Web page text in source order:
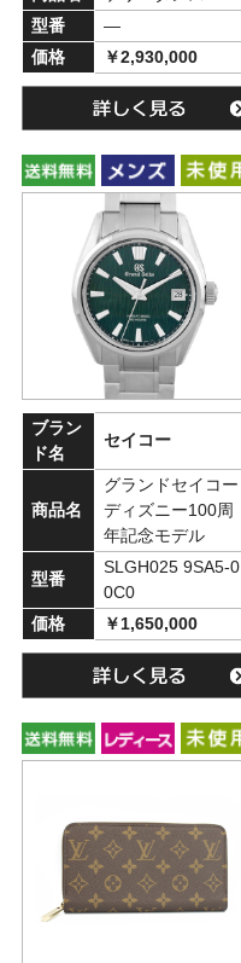
型番
―
価格
￥2,930,000
ブラン
ド名
セイコー
商品名
グランドセイコー
ディズニー100周
年記念モデル
型番
SLGH025 9SA5-0
0C0
価格
￥1,650,000